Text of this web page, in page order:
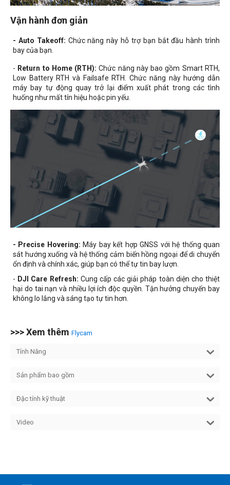
Vận hành đơn giản
- Auto Takeoff: Chức năng này hỗ trợ bạn bắt đầu hành trình
bay của bạn.
- Return to Home (RTH):Chức năng này bao gồm Smart RTH,
Low Battery RTH và Failsafe RTH. Chức năng này hướng dẫn
máy bay tự động quay trở lại điểm xuất phát trong các tình
huống như mất tín hiệu hoặc pin yếu.
- Precise Hovering:Máy bay kết hợp GNSS với hệ thống quan
sát hướng xuống và hệ thống cảm biến hồng ngoại để di chuyển
ổn định và chính xác, giúp bạn có thể tự tin bay lượn.
- DJI Care Refresh: Cung cấp các giải pháp toàn diện cho thiệt
hại do tai nạn và nhiều lợi ích độc quyền. Tận hưởng chuyến bay
không lo lắng và sáng tạo tự tin hơn.
>>> Xem thêm Flycam
Tính Năng
Sản phẩm bao gồm
Đặc tính kỹ thuật
Video